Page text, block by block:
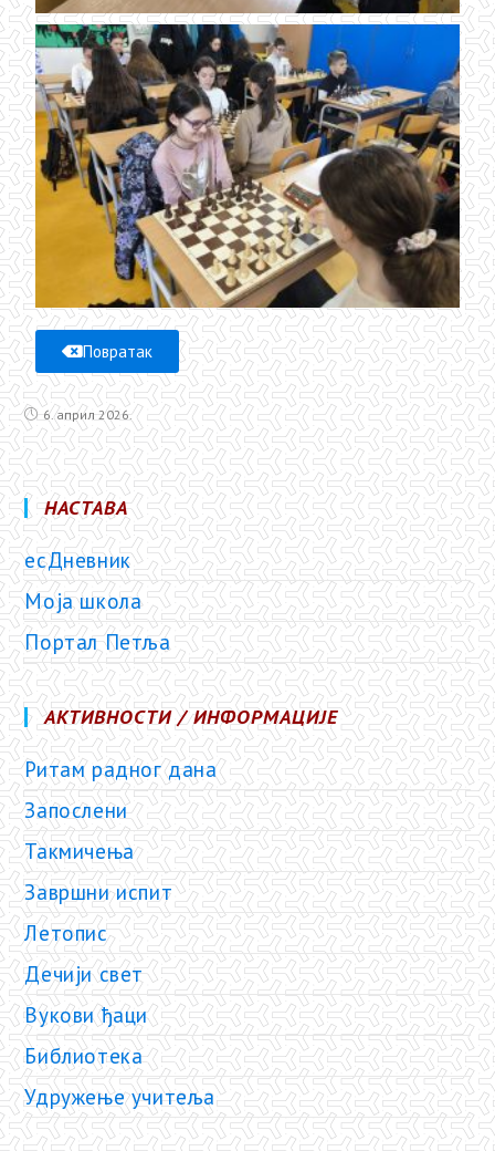
Повратак
6. април 2026.
НАСТАВА
есДневник
Моја школа
Портал Петља
АКТИВНОСТИ / ИНФОРМАЦИЈЕ
Ритам радног дана
Запослени
Такмичења
Завршни испит
Летопис
Дечији свет
Вукови ђаци
Библиотека
Удружење учитеља